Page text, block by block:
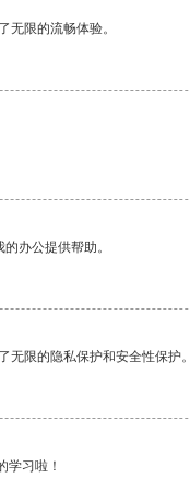
无限的流畅体验。
办公提供帮助。
无限的隐私保护和安全性保护
学习啦！